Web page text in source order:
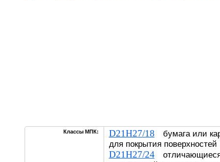
Классы МПК: D21H27/18 бумага или
для покрытия поверхностей
D21H27/24отличающиеся